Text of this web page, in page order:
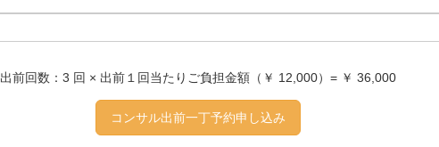
出前回数：3 回 × 出前１回当たりご負担金額（￥ 12,000）= ￥ 36,000
コンサル出前一丁予約申し込み